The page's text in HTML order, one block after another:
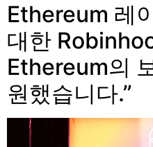
Ethereum 레
대한
Ethereum의
원했습니다.”